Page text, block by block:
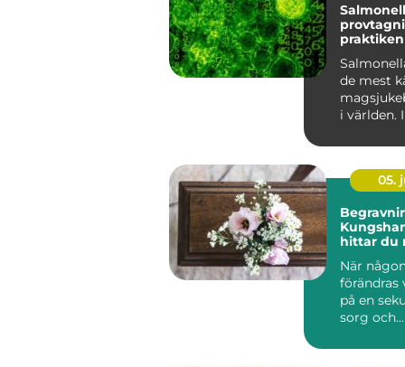
praktiken så minskar
de mest
i världen.
m...
05.
hittar du
När
förändras
på en
sorg och...